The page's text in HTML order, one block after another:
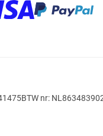
BTW nr: